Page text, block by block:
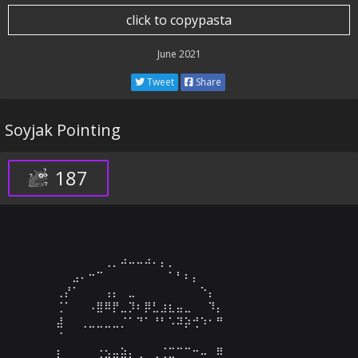
click to copypasta
June 2021
Tweet Share
Soyjak Pointing
187